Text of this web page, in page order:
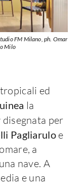
FM Milano, ph. Omar
Milo
ed
la
disegnata per
Pagliaruloe
a
nave. A
e una